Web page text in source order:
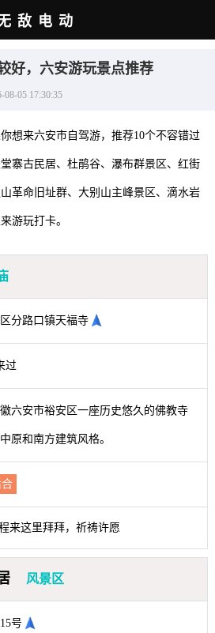
敌电动
好，六安游玩景点推荐
05 17:30:35
想来六安市自驾游，推荐10个不容错过
寨古民居、杜鹃谷、瀑布群景区、红街
革命旧址群、大别山主峰景区、滴水岩
游玩打卡。
分路口镇天福寺
过
六安市裕安区一座历史悠久的佛教寺
原和南方建筑风格。
来这里拜拜，祈祷许愿
风景区
号